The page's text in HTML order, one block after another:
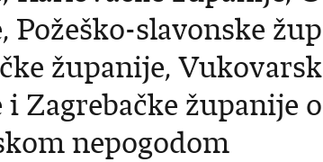
Požeško-slavonske
županije,
Zagrebačke županije
nepogodom